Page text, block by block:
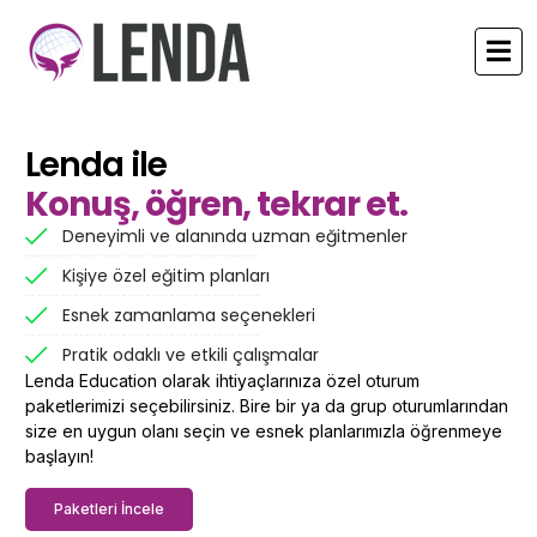
Lenda ile
Konuş, öğren, tekrar et.
Deneyimli ve alanında uzman eğitmenler
Kişiye özel eğitim planları
Esnek zamanlama seçenekleri
Pratik odaklı ve etkili çalışmalar
Lenda Education olarak ihtiyaçlarınıza özel oturum
paketlerimizi seçebilirsiniz. Bire bir ya da grup oturumlarından
size en uygun olanı seçin ve esnek planlarımızla öğrenmeye
başlayın!
Paketleri İncele